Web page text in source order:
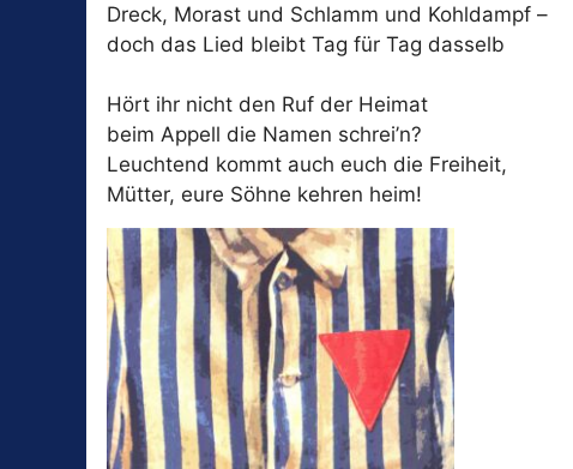
Dreck, Morast und Schlamm und Kohldampf –
doch das Lied bleibt Tag für Tag dasselb
Hört ihr nicht den Ruf der Heimat
beim Appell die Namen schrei’n?
Leuchtend kommt auch euch die Freiheit,
Mütter, eure Söhne kehren heim!